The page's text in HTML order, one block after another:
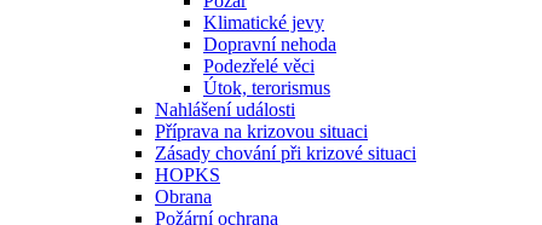
Klimatické jevy
Dopravní nehoda
Podezřelé věci
Útok, terorismus
Nahlášení události
Příprava na krizovou situaci
Zásady chování při krizové situaci
HOPKS
Obrana
Požární ochrana